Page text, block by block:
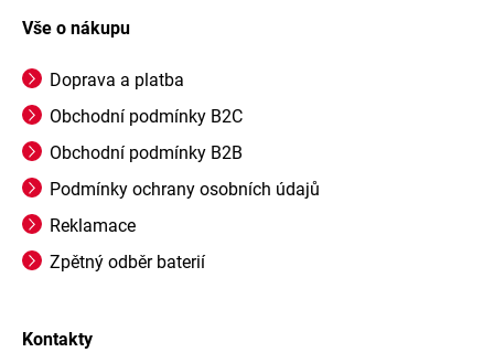
Vše o nákupu
Doprava a platba
Obchodní podmínky B2C
Obchodní podmínky B2B
Podmínky ochrany osobních údajů
Reklamace
Zpětný odběr baterií
Kontakty